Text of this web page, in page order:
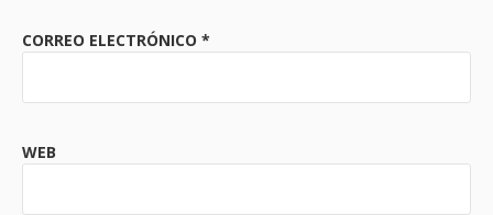
CORREO ELECTRÓNICO *
WEB